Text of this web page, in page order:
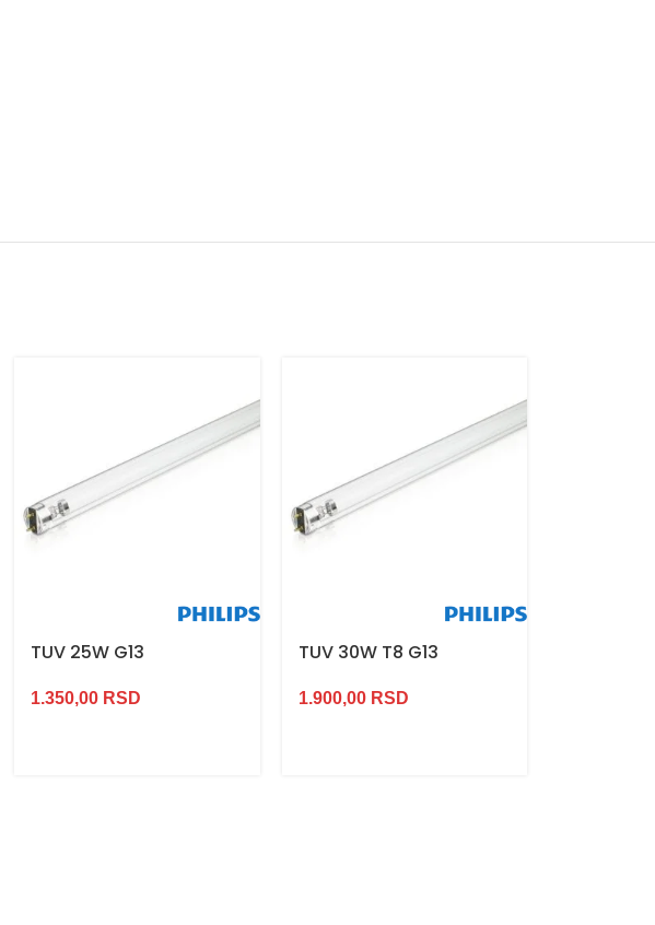
TUV 25W G13
1.350,00 RSD
TUV 30W T8 G13
1.900,00 RSD